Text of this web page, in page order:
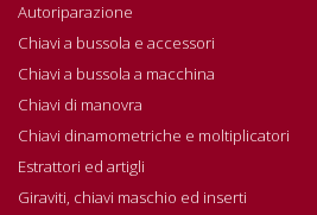
Autoriparazione
Chiavi a bussola e accessori
Chiavi a bussola a macchina
Chiavi di manovra
Chiavi dinamometriche e moltiplicatori
Estrattori ed artigli
Giraviti, chiavi maschio ed inserti